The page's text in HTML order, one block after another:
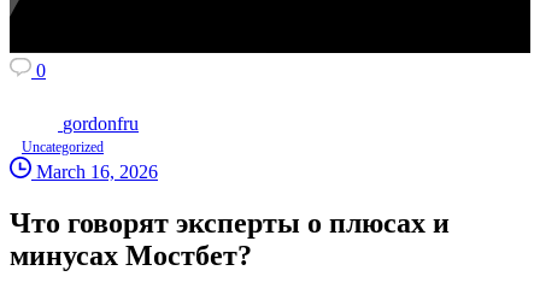
0
gordonfru
Uncategorized
March 16, 2026
Что говорят эксперты о плюсах и
минусах Мостбет?